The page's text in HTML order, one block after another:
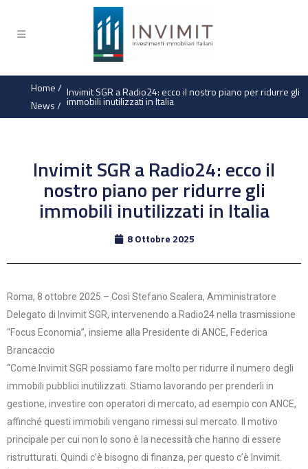
Home/
News/
Invimit SGR a Radio24: ecco il nostro piano per ridurre gli
immobili inutilizzati in Italia
Invimit SGR a Radio24: ecco il
nostro piano per ridurre gli
immobili inutilizzati in Italia
8 Ottobre 2025
Roma, 8 ottobre 2025 – Così Stefano Scalera, Amministratore
Delegato di Invimit SGR, intervenendo a Radio24 nella trasmissione
“Focus Economia”, insieme alla Presidente di ANCE, Federica
Brancaccio
“Come Invimit SGR possiamo fare molto per ridurre il numero degli
immobili pubblici inutilizzati. Stiamo lavorando per prenderli in
gestione, investire con operatori di mercato, ad esempio con ANCE,
affinché questi immobili vengano rimessi sul mercato. Il motivo
principale per cui non lo sono è la necessità che hanno di essere
ristrutturati. Quindi c’è bisogno di finanza, per questo c’è Invimit.